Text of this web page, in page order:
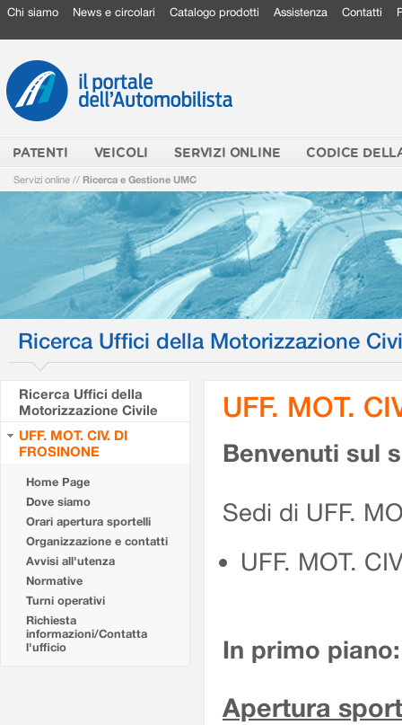
Chi siamo News e circolari Catalogo prodotti Assistenza Contatti
PATENTI VEICOLI SERVIZI ONLINE CODICE
Servizi online // Ricerca e Gestione UMC
Ricerca Uffici della Motorizzazione
Ricerca Uffici della
Motorizzazione Civile
UFF. MOT. CIV. DI
FROSINONE
Home Page
Dove siamo
Orari apertura sportelli
Organizzazione e contatti
Avvisi all'utenza
Normative
Turni operativi
Richiesta
informazioni/Contatta
l'ufficio
UFF. MOT.
Benvenuti sul
Sedi di UFF.
UFF. MOT.
In primo piano:
Apertura